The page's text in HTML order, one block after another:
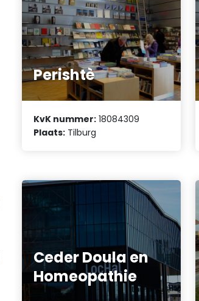
Perishtè
KvK nummer: 18084309
Plaats: Tilburg
Ceder Doula en
Homeopathie